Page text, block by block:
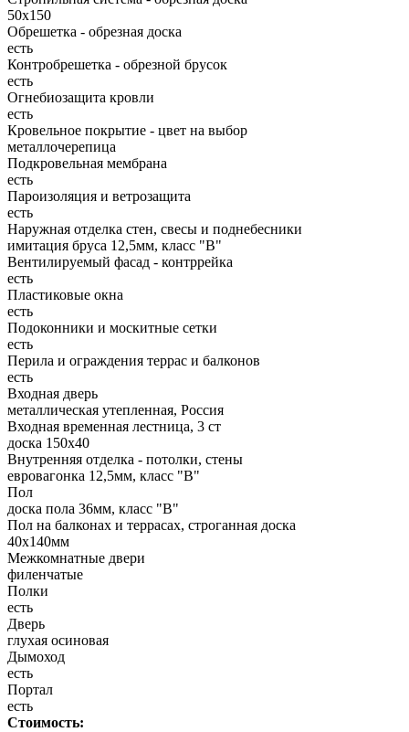
50х150
Обрешетка - обрезная доска
есть
Контробрешетка - обрезной брусок
есть
Огнебиозащита кровли
есть
Кровельное покрытие - цвет на выбор
металлочерепица
Подкровельная мембрана
есть
Пароизоляция и ветрозащита
есть
Наружная отделка стен, свесы и поднебесники
имитация бруса 12,5мм, класс "В"
Вентилируемый фасад - контррейка
есть
Пластиковые окна
есть
Подоконники и москитные сетки
есть
Перила и ограждения террас и балконов
есть
Входная дверь
металлическая утепленная, Россия
Входная временная лестница, 3 ст
доска 150х40
Внутренняя отделка - потолки, стены
евровагонка 12,5мм, класс "В"
Пол
доска пола 36мм, класс "B"
Пол на балконах и террасах, строганная доска
40x140мм
Межкомнатные двери
филенчатые
Полки
есть
Дверь
глухая осиновая
Дымоход
есть
Портал
есть
Стоимость: